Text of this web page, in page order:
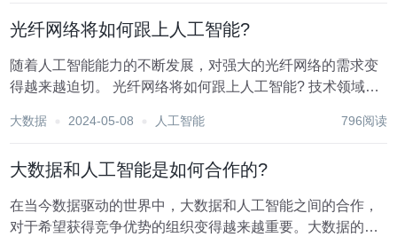
光纤网络将如何跟上人工智能?
随着人工智能能力的不断发展，对强大的光纤网络的需求变
得越来越迫切。 光纤网络将如何跟上人工智能? 技术领域正
础设施的前所未有的需求。 人工智能时代有望改变行业，重
大数据 2024-05-08 人工智能 796阅读
大数据和人工智能是如何合作的?
在当今数据驱动的世界中，大数据和人工智能之间的合作，
对于希望获得竞争优势的组织变得越来越重要。大数据的特